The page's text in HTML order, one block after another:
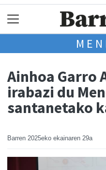
Ainhoa Garro
irabazi du
santanetako
Barren 2025eko ekainaren 29a